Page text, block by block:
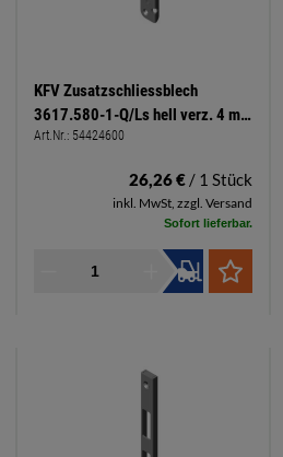
KFV Zusatzschliessblech
3617.580-1-Q/Ls hell verz. 4 mm
Falzluft, 13 mm Achsmaß
Art.Nr.: 54424600
26,26 € / 1 Stück
inkl. MwSt, zzgl. Versand
Sofort lieferbar.